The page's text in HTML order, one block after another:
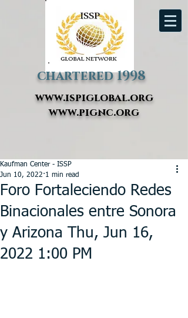
chartered 1998
www.ispiglobal.org
www.pignc.org
Foro Fortaleciendo Redes
Binacionales entre Sonora
y Arizona Thu, Jun 16,
2022 1:00 PM
Kaufman Center - ISSP
Jun 10, 2022 1 min read